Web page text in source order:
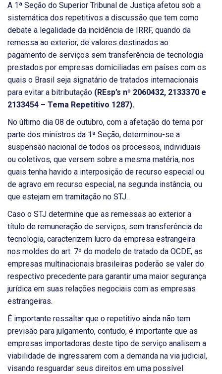
A 1ª Seção do Superior Tribunal de Justiça afetou sob a
sistemática dos repetitivos a discussão que tem como
debate a legalidade da incidência de IRRF, quando da
remessa ao exterior, de valores destinados ao
pagamento de serviços sem transferência de tecnologia
prestados por empresas domiciliadas em países com os
quais o Brasil seja signatário de tratados internacionais
para evitar a bitributação (REsp’s nº 2060432, 2133370 e
2133454 – Tema Repetitivo 1287).
No último dia 08 de outubro, com a afetação do tema por
parte dos ministros da 1ª Seção, determinou-se a
suspensão nacional de todos os processos, individuais
ou coletivos, que versem sobre a mesma matéria, nos
quais tenha havido a interposição de recurso especial ou
de agravo em recurso especial, na segunda instância, ou
que estejam em tramitação no STJ.
Caso o STJ determine que as remessas ao exterior a
título de remuneração de serviços, sem transferência de
tecnologia, caracterizem lucro da empresa estrangeira
nos moldes do art. 7º do modelo de tratado da OCDE, as
empresas multinacionais brasileiras poderão se valer do
respectivo precedente para garantir uma maior segurança
jurídica em suas relações negociais com as empresas
estrangeiras.
É importante ressaltar que o repetitivo ainda não tem
previsão para julgamento, contudo, é importante que as
empresas importadoras deste tipo de serviço analisem a
viabilidade de ingressarem com a demanda na via judicial,
visando resguardar seus direitos em uma possível